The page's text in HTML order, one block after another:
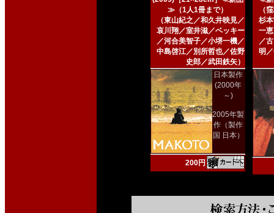
≫（1人1冊まで）
（東山紀之／和久井映見／
哀川翔／室井滋／ベッキー
／河合美智子／小堺一機／
中島啓江／別所哲也／佐野
史郎／武田鉄矢）
日本製作
(2000年
～)
2005年製
作（製作
国 日本）
200円
（
杉
一
／
明